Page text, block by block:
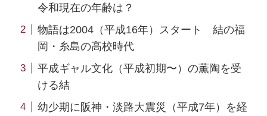
令和現在の年齢は？
物語は2004（平成16年）スタート 結の福
岡・糸島の高校時代
平成ギャル文化（平成初期〜）の薫陶を受
ける結
幼少期に阪神・淡路大震災（平成7年）を経